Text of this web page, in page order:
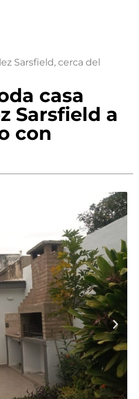
Sarsfield, cerca del
casa
Sarsfield a
con